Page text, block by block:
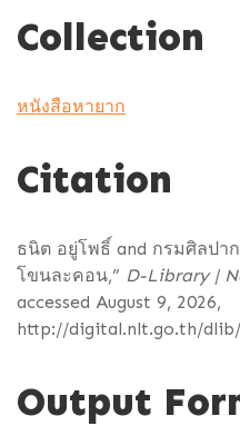
Collection
หนังสือหายาก
Citation
ธนิต อยู่โพธิ์ and กรมศิลปา
โขนละคอน,” D-Library |
accessed August 9, 2026,
http://digital.nlt.go.th/
Output